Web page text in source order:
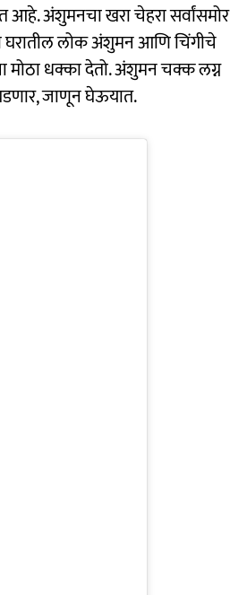
आहे. अंशुमनचा खरा चेहरा सर्वांसमोर
घरातील लोक अंशुमन आणि चिंगीचे
मोठा धक्का देतो. अंशुमन चक्क लग्न
जाणून घेऊयात.